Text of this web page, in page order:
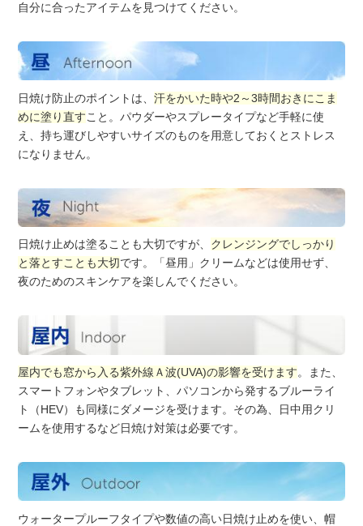
自分に合ったアイテムを見つけてください。
日焼け防止のポイントは、 汗をかいた時や2～3時間おきにこま
めに塗り直すこと。パウダーやスプレータイプなど手軽に使
え、持ち運びしやすいサイズのものを用意しておくとストレス
になりません。
日焼け止めは塗ることも大切ですが、 クレンジングでしっかり
と落とすことも大切です。「昼用」クリームなどは使用せず、
夜のためのスキンケアを楽しんでください。
屋内でも窓から入る紫外線Ａ波(UVA)の影響を受けます。また、
スマートフォンやタブレット、パソコンから発するブルーライ
ト（HEV）も同様にダメージを受けます。その為、日中用クリ
ームを使用するなど日焼け対策は必要です。
ウォータープルーフタイプや数値の高い日焼け止めを使い、帽